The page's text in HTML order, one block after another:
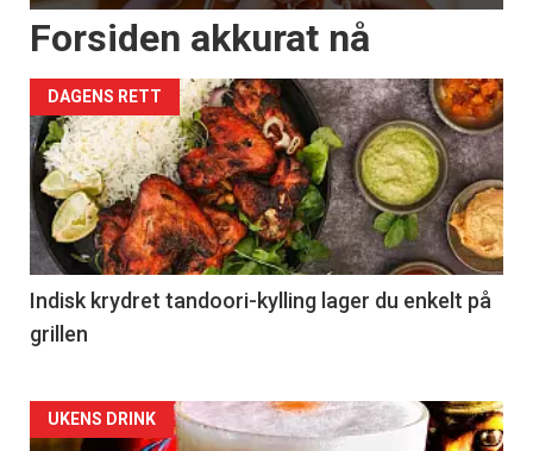
Forsiden akkurat nå
DAGENS RETT
Indisk krydret tandoori-kylling lager du enkelt på
grillen
Forsiden
UKENS DRINK